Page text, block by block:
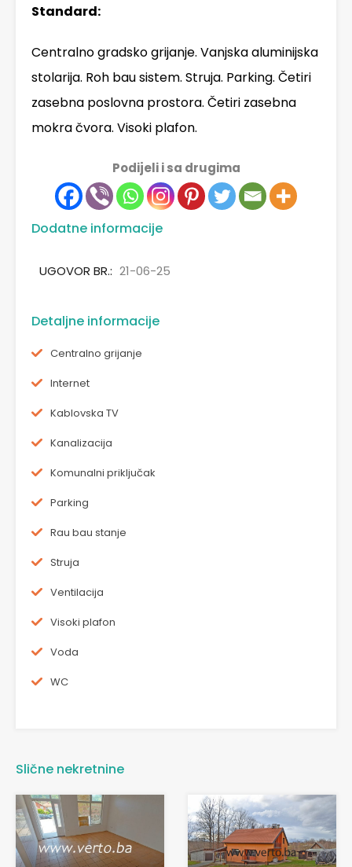
Standard:
Centralno gradsko grijanje. Vanjska aluminijska
stolarija. Roh bau sistem. Struja. Parking. Četiri
zasebna poslovna prostora. Četiri zasebna
mokra čvora. Visoki plafon.
Podijeli i sa drugima
Dodatne informacije
UGOVOR BR.: 21-06-25
Detaljne informacije
Centralno grijanje
Internet
Kablovska TV
Kanalizacija
Komunalni priključak
Parking
Rau bau stanje
Struja
Ventilacija
Visoki plafon
Voda
WC
Slične nekretnine